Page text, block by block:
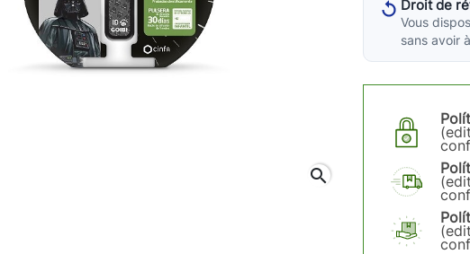
search
Droit de
Vous
sans avoir